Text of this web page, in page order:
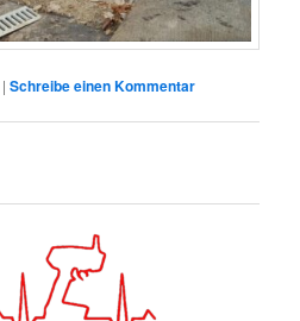
|Schreibe einen Kommentar